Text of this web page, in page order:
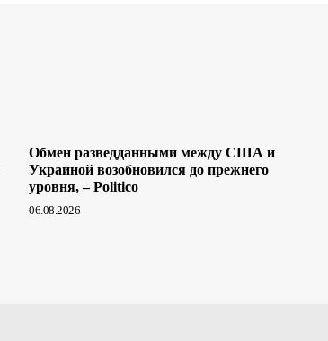
Обмен разведданными между США и
Украиной возобновился до прежнего
уровня, – Politico
06.08.2026